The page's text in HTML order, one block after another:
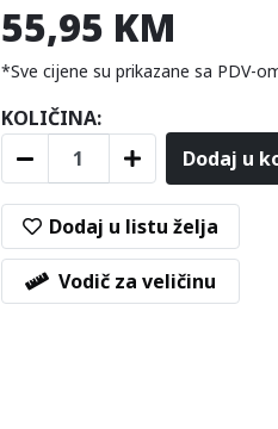
55,95 KM
*Sve cijene su prikazane sa PDV-
KOLIČINA:
Dodaj u
Dodaj u listu želja
Vodič za veličinu